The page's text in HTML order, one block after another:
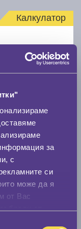
за
с
си
може да я
от Вас
Калкулатор